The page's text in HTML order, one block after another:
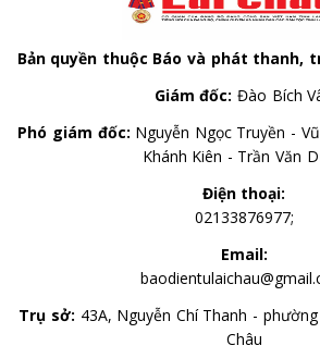
Bản quyền thuộc Báo và phát thanh,
Giám đốc: Đào Bích
Phó giám đốc: Nguyễn Ngọc Truyền -
Khánh Kiên - Trần Văn
Điện thoại:
02133876977;
Email:
Trụ sở: 43A, Nguyễn Chí Thanh -
Châu